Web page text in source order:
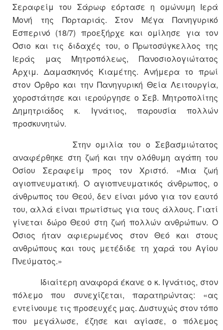
Σεραφείμ του Σάρωφ εόρτασε η ομώνυμη Ιερά
Μονή της Πορταριάς. Στον Μέγα Πανηγυρικό
Εσπερινό (18/7) προεξήρχε και ομίλησε για τον
Όσιο και τις διδαχές του, ο Πρωτοσύγκελλος της
Ιεράς μας Μητροπόλεως, Πανοσιολογιώτατος
Αρχιμ. Δαμασκηνός Κιαμέτης. Ανήμερα το πρωί
στον Όρθρο και την Πανηγυρική Θεία Λειτουργία,
χοροστάτησε και ιερούργησε ο Σεβ. Μητροπολίτης
Δημητριάδος κ. Ιγνάτιος, παρουσία πολλών
προσκυνητών.
Στην ομιλία του ο Σεβασμιώτατος
αναφέρθηκε στη ζωή και την ολόθυμη αγάπη του
Οσίου Σεραφείμ προς τον Χριστό. «Μια ζωή
αγιοπνευματική. Ο αγιοπνευματικός άνθρωπος, ο
άνθρωπος του Θεού, δεν είναι μόνο για τον εαυτό
του, αλλά είναι πρωτίστως για τους άλλους. Γιατί
γίνεται δώρο Θεού στη ζωή πολλών ανθρώπων. Ο
Όσιος ήταν αφιερωμένος στον Θεό και στους
ανθρώπους και τους μετέδιδε τη χαρά του Αγίου
Πνεύματος.»
Ιδιαίτερη αναφορά έκανε ο κ. Ιγνάτιος, στον
πόλεμο που συνεχίζεται, παρατηρώντας: «ας
εντείνουμε τις προσευχές μας. Δυστυχώς στον τόπο
που μεγάλωσε, έζησε και αγίασε, ο πόλεμος